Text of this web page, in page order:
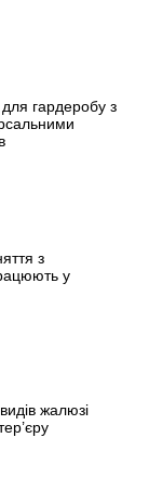
гардеробу з
з
у
жалюзі